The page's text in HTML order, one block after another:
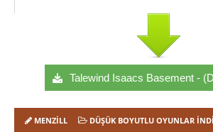
Talewind Isaacs Basement -
MENZILL DÜŞÜK BOYUTLU OYUNLAR